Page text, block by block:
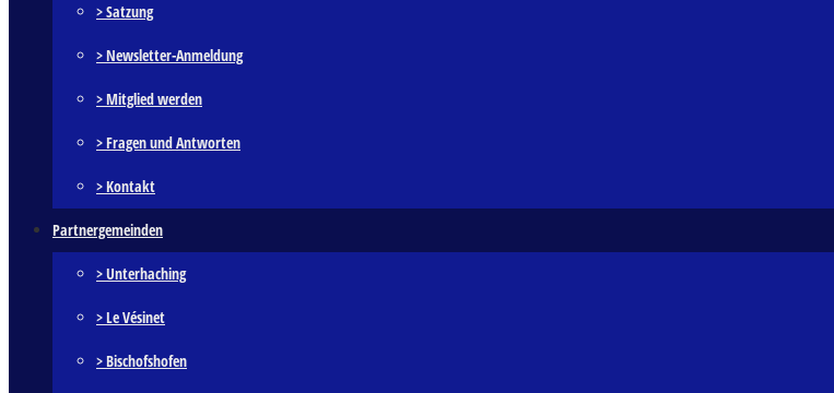
> Satzung
> Newsletter-Anmeldung
> Mitglied werden
> Fragen und Antworten
> Kontakt
Partnergemeinden
> Unterhaching
> Le Vésinet
> Bischofshofen